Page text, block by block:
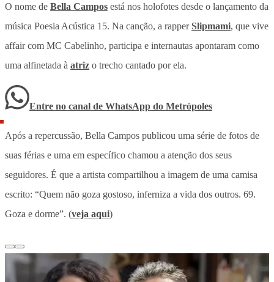
O nome de Bella Campos está nos holofotes desde o lançamento da
música Poesia Acústica 15. Na canção, a rapperSlipmami, que vive
affair com MC Cabelinho, participa e internautas apontaram como
uma alfinetada à atriz o trecho cantado por ela.
Entre no canal de WhatsApp do Metrópoles
Após a repercussão, Bella Campos publicou uma série de fotos de
suas férias e uma em específico chamou a atenção dos seus
seguidores. É que a artista compartilhou a imagem de uma camisa
escrito: “Quem não goza gostoso, inferniza a vida dos outros. 69.
Goza e dorme”. (veja aqui)